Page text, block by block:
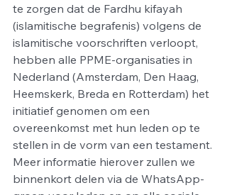
te zorgen dat de Fardhu kifayah
(islamitische begrafenis) volgens de
islamitische voorschriften verloopt,
hebben alle PPME-organisaties in
Nederland (Amsterdam, Den Haag,
Heemskerk, Breda en Rotterdam) het
initiatief genomen om een
overeenkomst met hun leden op te
stellen in de vorm van een testament.
Meer informatie hierover zullen we
binnenkort delen via de WhatsApp-